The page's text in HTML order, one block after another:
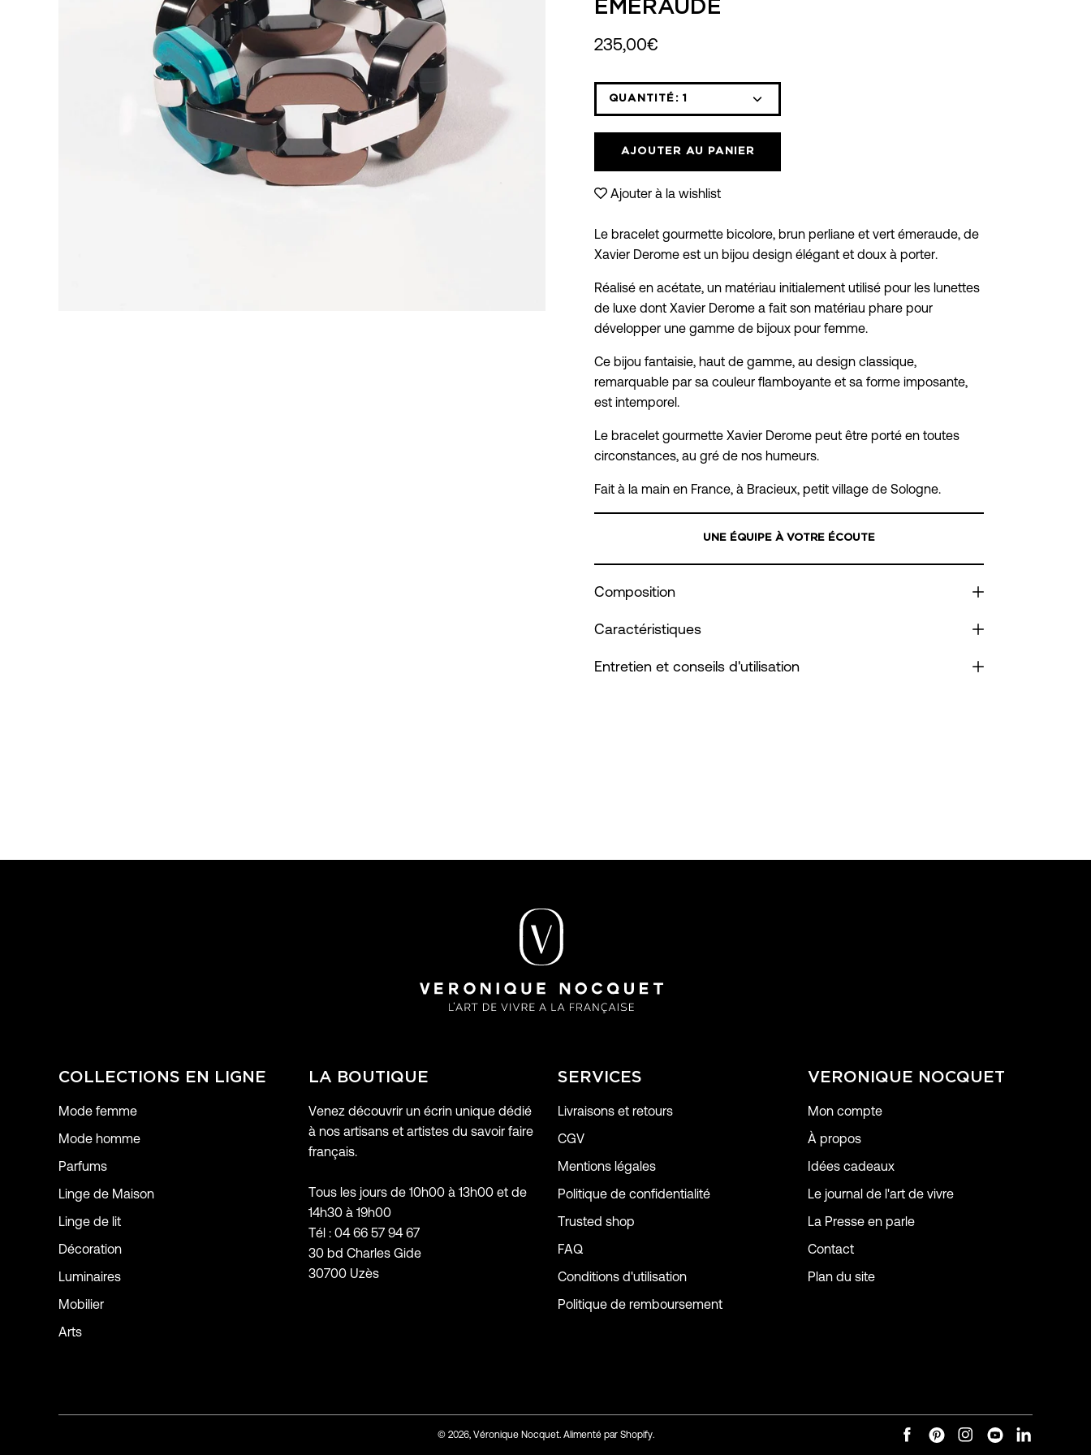
ÉMERAUDE
235,00€
QUANTITÉ: 1
AJOUTER AU PANIER
Ajouter à la wishlist
Le bracelet gourmette bicolore, brun perliane et vert émeraude, de
Xavier Derome est un bijou design élégant et doux à porter.
Réalisé en acétate, un matériau initialement utilisé pour les lunettes
de luxe dont Xavier Derome a fait son matériau phare pour
développer une gamme de bijoux pour femme.
Ce bijou fantaisie, haut de gamme, au design classique,
remarquable par sa couleur flamboyante et sa forme imposante,
est intemporel.
Le bracelet gourmette Xavier Derome peut être porté en toutes
circonstances, au gré de nos humeurs.
Fait à la main en France, à Bracieux, petit village de Sologne.
UNE ÉQUIPE À VOTRE ÉCOUTE
Composition
Caractéristiques
Entretien et conseils d'utilisation
COLLECTIONS EN LIGNE
Mode femme
Mode homme
Parfums
Linge de Maison
Linge de lit
Décoration
Luminaires
Mobilier
Arts
LA BOUTIQUE
Venez découvrir un écrin unique dédié
à nos artisans et artistes du savoir faire
français.
Tous les jours de 10h00 à 13h00 et de
14h30 à 19h00
Tél : 04 66 57 94 67
30 bd Charles Gide
30700 Uzès
SERVICES
Livraisons et retours
CGV
Mentions légales
Politique de confidentialité
Trusted shop
FAQ
Conditions d'utilisation
Politique de remboursement
VERONIQUE NOCQUET
Mon compte
À propos
Idées cadeaux
Le journal de l'art de vivre
La Presse en parle
Contact
Plan du site
© 2026, Véronique Nocquet. Alimenté par Shopify.